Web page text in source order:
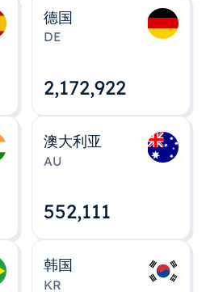
德国
DE
2,172,922
澳大利亚
AU
552,112
韩国
KR